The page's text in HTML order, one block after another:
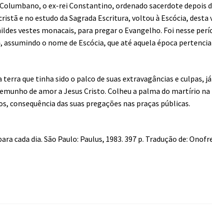
o ex-rei Constantino, ordenado sacerdote depois
e no estudo da Sagrada Escritura, voltou à Escócia, desta
vestes monacais, para pregar o Evangelho. Foi nesse
o nome de Escócia, que até aquela época pertencia
que tinha sido o palco de suas extravagâncias e culpas, já
de amor a Jesus Cristo. Colheu a palma do martírio na
consequência das suas pregações nas praças públicas.
cada dia. São Paulo: Paulus, 1983. 397 p. Tradução de: